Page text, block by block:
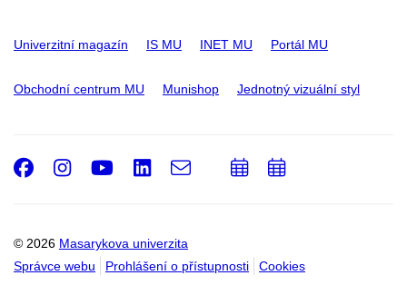
Univerzitní magazín IS MU INET MU Portál MU
Obchodní centrum MU Munishop Jednotný vizuální styl
© 2026 Masarykova univerzita
Správce webu
Prohlášení o přístupnosti Cookies
Facebook
Instagram
Youtube
LinkedIn
e-
PřidatPřidat